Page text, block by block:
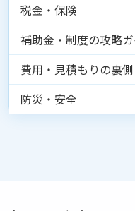
税金・保険
補助金・制度の攻略
費用・見積もりの裏側
防災・安全